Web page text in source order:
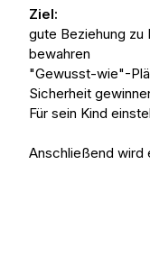
Ziel:
gute Beziehung zu
bewahren
"Gewusst-wie"-
Sicherheit
Für sein Kind
Anschließend wird